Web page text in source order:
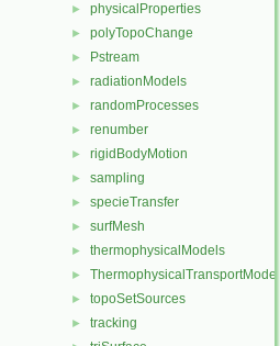
► physicalProperties
► polyTopoChange
► Pstream
► radiationModels
► randomProcesses
► renumber
► rigidBodyMotion
► sampling
► specieTransfer
► surfMesh
► thermophysicalModels
► ThermophysicalTransportModels
► topoSetSources
► tracking